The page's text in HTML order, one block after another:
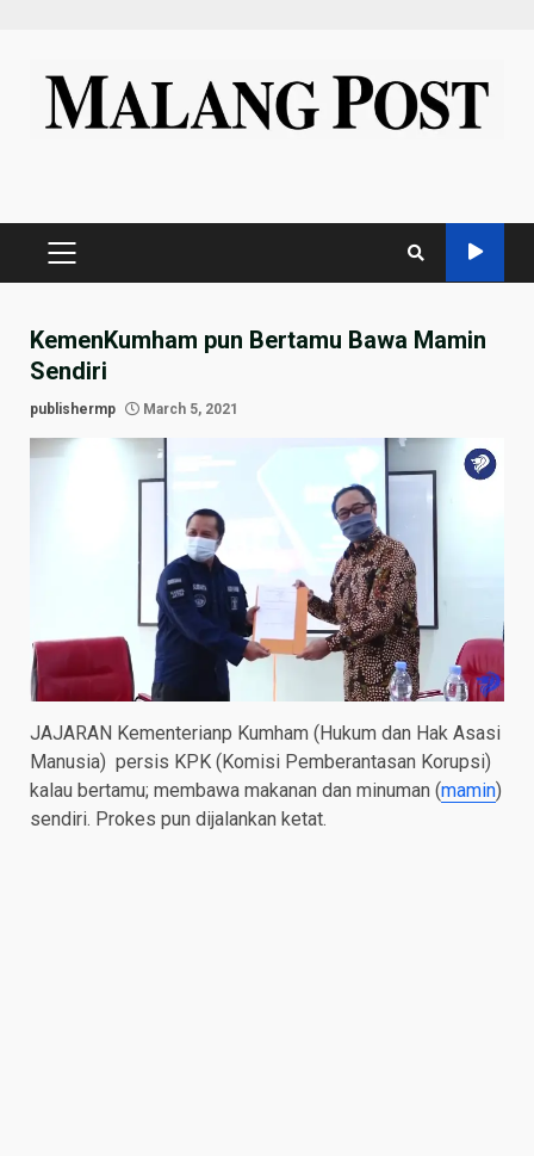
content
PRIMARY
KemenKumham pun Bertamu Bawa Mamin
Sendiri
publishermp March 5, 2021
JAJARAN Kementerianp Kumham (Hukum dan Hak Asasi
Manusia) persis KPK (Komisi Pemberantasan Korupsi)
kalau bertamu; membawa makanan dan minuman (mamin)
sendiri. Prokes pun dijalankan ketat.